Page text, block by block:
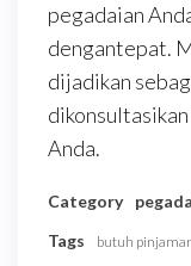
pegadaian
dengantepat.
dijadikan
Anda.
Category
Tags
butuh